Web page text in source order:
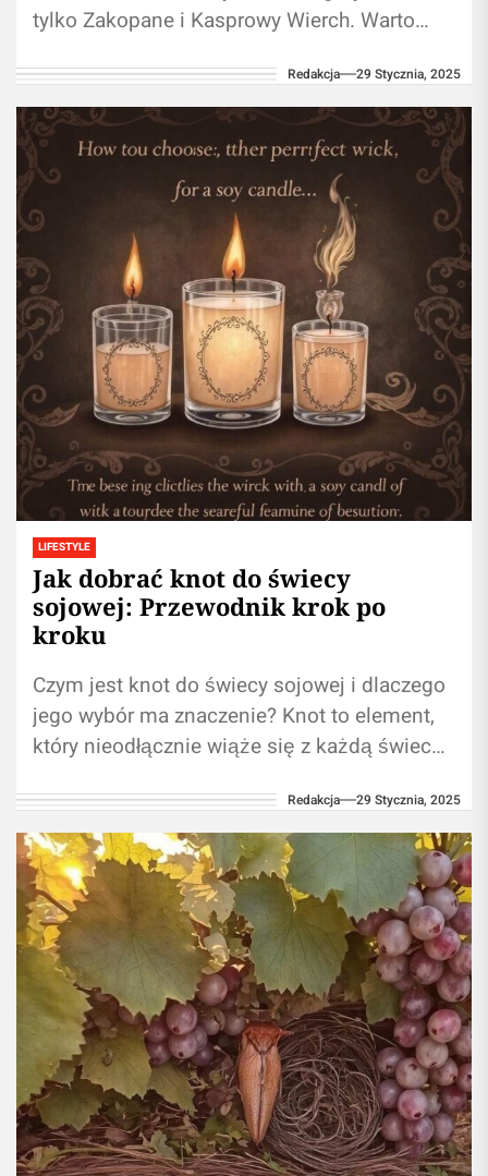
tylko Zakopane i Kasprowy Wierch. Warto
Redakcja 29 Stycznia, 2025
LIFESTYLE
Jak dobrać knot do świecy
sojowej: Przewodnik krok po
kroku
Czym jest knot do świecy sojowej i dlaczego
jego wybór ma znaczenie? Knot to element,
który nieodłącznie wiąże się z każdą świecą
Redakcja 29 Stycznia, 2025